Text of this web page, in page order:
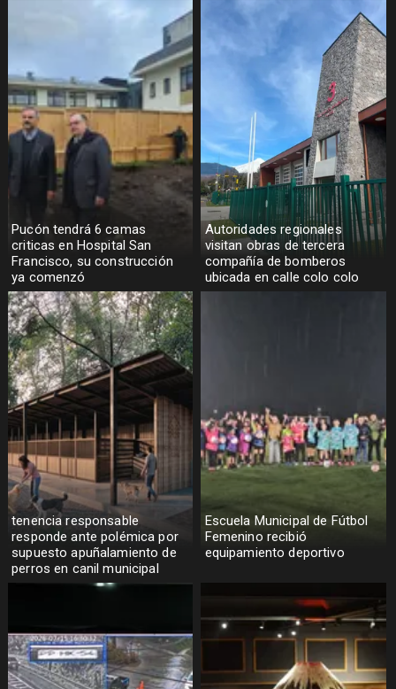
Pucón tendrá 6 camas
criticas en Hospital San
Francisco, su construcción
ya comenzó
Autoridades regionales
visitan obras de tercera
compañía de bomberos
ubicada en calle colo colo
tenencia responsable
responde ante polémica por
supuesto apuñalamiento de
perros en canil municipal
Escuela Municipal de Fútbol
Femenino recibió
equipamiento deportivo